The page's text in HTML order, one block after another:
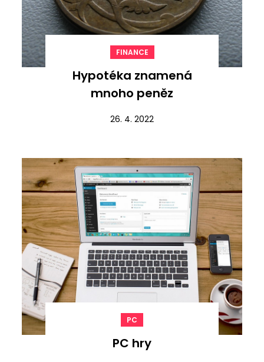
FINANCE
Hypotéka znamená
mnoho peněz
26. 4. 2022
PC
PC hry